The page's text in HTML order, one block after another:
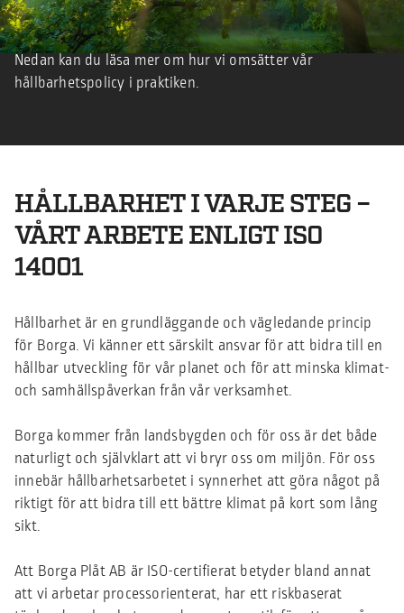
våra kunder och samarbetspartners.
Nedan kan du läsa mer om hur vi omsätter vår
hållbarhetspolicy i praktiken.
HÅLLBARHET I VARJE STEG –
VÅRT ARBETE ENLIGT ISO
14001
Hållbarhet är en grundläggande och vägledande princip
för Borga. Vi känner ett särskilt ansvar för att bidra till en
hållbar utveckling för vår planet och för att minska klimat-
och samhällspåverkan från vår verksamhet.
Borga kommer från landsbygden och för oss är det både
naturligt och självklart att vi bryr oss om miljön. För oss
innebär hållbarhetsarbetet i synnerhet att göra något på
riktigt för att bidra till ett bättre klimat på kort som lång
sikt.
Att Borga Plåt AB är ISO-certifierat betyder bland annat
att vi arbetar processorienterat, har ett riskbaserat